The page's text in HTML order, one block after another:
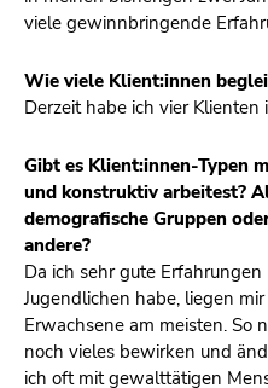
viele gewinnbringende
Wie viele Klient:innen
Derzeit habe ich vier
Gibt es Klient:innen-Typen
und konstruktiv arbeitest?
demografische Gruppen
andere?
Da ich sehr gute
Jugendlichen habe, liegen
Erwachsene am meisten. So
noch vieles bewirken und
ich oft mit gewalttätigen